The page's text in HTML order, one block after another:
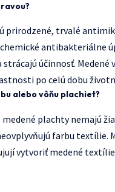
prirodzené, trvalé
antibakteriálne
účinnosť. Medené
po celú dobu
alebo vôňu plachiet?
plachty nemajú
farbu textílie.
vytvoriť medené